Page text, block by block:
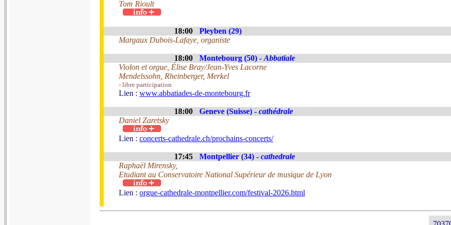
Tom Rioult
18:00
Pleyben (29)
Margaux Dubois-Lafaye, organiste
18:00 Montebourg (50) - Abbatiale
Violon et orgue, Élise Bray/Jean-Yves Lacorne
Mendelssohn, Rheinberger, Merkel
- libre participation
Lien : www.abbatiades-de-montebourg.fr
18:00 Geneve (Suisse) - cathédrale
Daniel Zaretsky
Lien : concerts-cathedrale.ch/prochains-concerts/
17:45 Montpellier (34) - cathedrale
Raphaël Mirensky,
Etudiant au Conservatoire National Supérieur de musique de Lyon
Lien : orgue-cathedrale-montpellier.com/festival-2026.html